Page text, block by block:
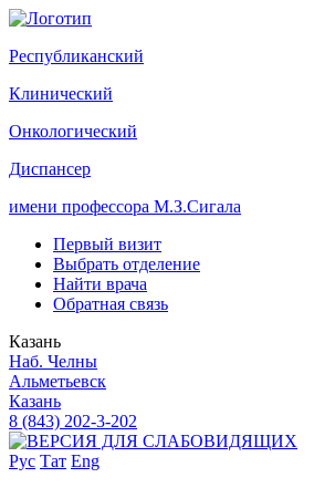
Республиканский
Клинический
Онкологический
Диспансер
имени профессора М.З.Сигала
Первый визит
Выбрать отделение
Найти врача
Обратная связь
Казань
Наб. Челны
Альметьевск
Казань
8 (843) 202-3-202
Рус Тат Eng